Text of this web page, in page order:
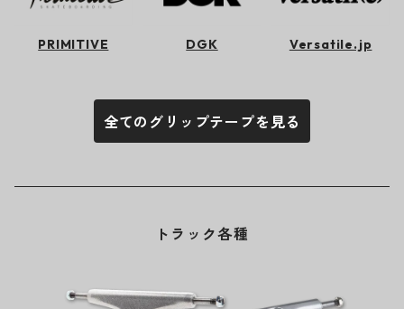
PRIMITIVE DGK Versatile.jp
全てのグリップテープを見る
トラック各種